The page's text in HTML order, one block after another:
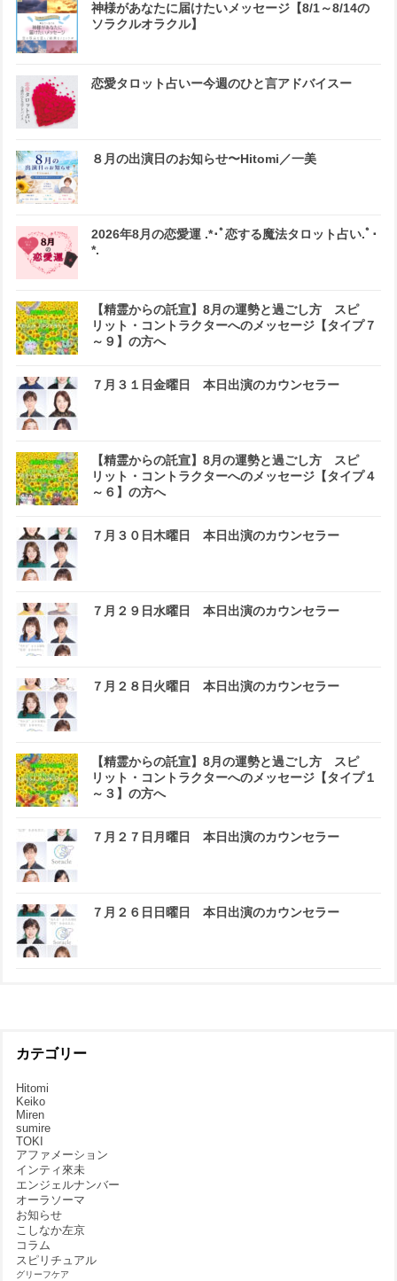
神様があなたに届けたいメッセージ【8/1～8/14の
ソラクルオラクル】
恋愛タロット占いー今週のひと言アドバイスー
８月の出演日のお知らせ〜Hitomi／一美
2026年8月の恋愛運 .*･ﾟ恋する魔法タロット占い.ﾟ･
*.
【精霊からの託宣】8月の運勢と過ごし方 スピ
リット・コントラクターへのメッセージ【タイプ７
～９】の方へ
７月３１日金曜日 本日出演のカウンセラー
【精霊からの託宣】8月の運勢と過ごし方 スピ
リット・コントラクターへのメッセージ【タイプ４
～６】の方へ
７月３０日木曜日 本日出演のカウンセラー
７月２９日水曜日 本日出演のカウンセラー
７月２８日火曜日 本日出演のカウンセラー
【精霊からの託宣】8月の運勢と過ごし方 スピ
リット・コントラクターへのメッセージ【タイプ１
～３】の方へ
７月２７日月曜日 本日出演のカウンセラー
７月２６日日曜日 本日出演のカウンセラー
カテゴリー
Hitomi
Keiko
Miren
sumire
TOKI
アファメーション
インティ來未
エンジェルナンバー
オーラソーマ
お知らせ
こしなか左京
コラム
スピリチュアル
グリーフケア